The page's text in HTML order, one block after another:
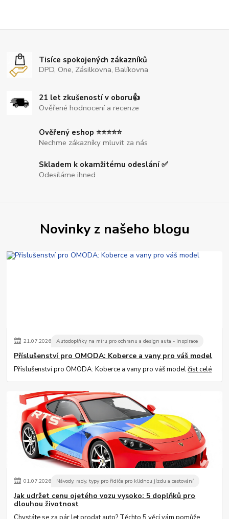
Tisíce spokojených zákazníků
DPD, One, Zásilkovna, Balíkovna
21 let zkušeností v oboru👍
Ověřené hodnocení a recenze
Ověřený eshop ⭐⭐⭐⭐⭐
Nechme zákazníky mluvit za nás
Skladem k okamžitému odeslání ✅
Odesíláme ihned
Novinky z našeho blogu
21.07.2026 Autodoplňky na míru pro ochranu a design auta - inspirace
Příslušenství pro OMODA: Koberce a vany pro váš model
Příslušenství pro OMODA: Koberce a vany pro váš modelčíst celé
01.07.2026 Návody, rady, typy pro řidiče pro klidnou jízdu a cestování
Jak udržet cenu ojetého vozu vysoko: 5 doplňků pro
dlouhou životnost